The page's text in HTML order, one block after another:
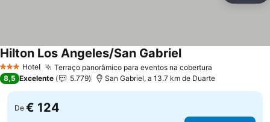
3 EstrelasHotel Terraço panorâmico para eventos na cobertura
Hilton Los Angeles/San GabrielVer preços
8,5 Excelente 5.779 San Gabriel, a 13.7 km de Duarte
De € 124